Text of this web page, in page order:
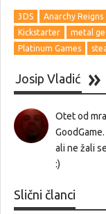
3DS Anarchy Reigns
Kickstarter
metal
Platinum Games
Josip Vladić
Otet od
ali ne žali
:)
Slični članci